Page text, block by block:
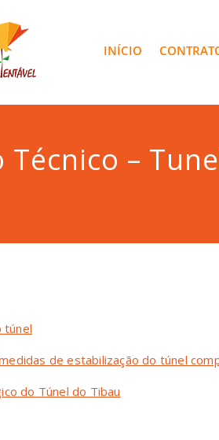
INÍCIO
Técnico –
túnel
de estabilização do túnel
do Túnel do Tibau